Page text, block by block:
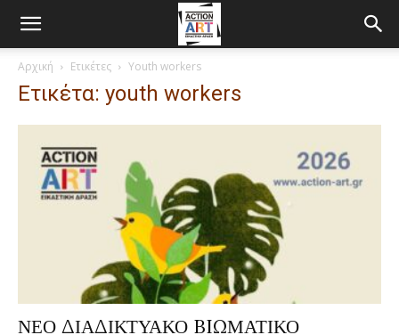
Αρχική Ετικέτες Youth workers
Ετικέτα: youth workers
ΝΕΟ ΔΙΑΔΙΚΤΥΑΚΟ BIΩΜΑΤΙΚΟ